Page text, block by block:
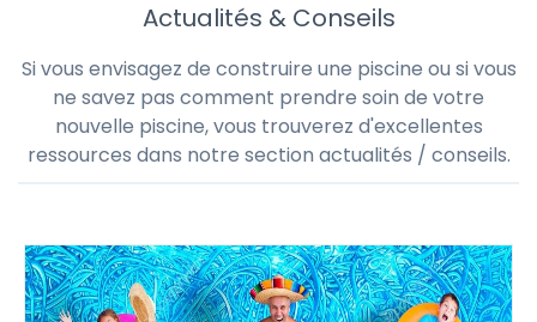
Actualités & Conseils
Si vous envisagez de construire une piscine ou si vous
ne savez pas comment prendre soin de votre
nouvelle piscine, vous trouverez d'excellentes
ressources dans notre section actualités / conseils.